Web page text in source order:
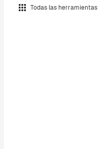
Todas las herramientas